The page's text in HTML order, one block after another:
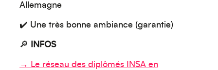
Allemagne
✔️ Une très bonne ambiance (garantie)
🔎 INFOS
→ Le réseau des diplômés INSA en